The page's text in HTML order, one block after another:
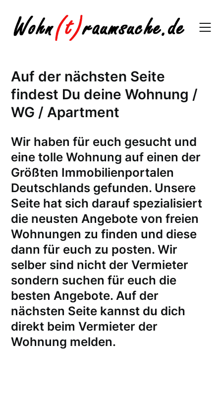
content
Auf der nächsten Seite
findest Du deine Wohnung /
WG / Apartment
Wir haben für euch gesucht und
eine tolle Wohnung auf einen der
Größten Immobilienportalen
Deutschlands gefunden. Unsere
Seite hat sich darauf spezialisiert
die neusten Angebote von freien
Wohnungen zu finden und diese
dann für euch zu posten. Wir
selber sind nicht der Vermieter
sondern suchen für euch die
besten Angebote. Auf der
nächsten Seite kannst du dich
direkt beim Vermieter der
Wohnung melden.